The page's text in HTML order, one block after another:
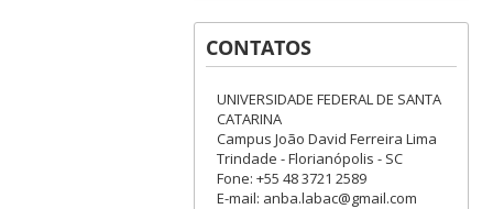
CONTATOS
UNIVERSIDADE FEDERAL DE SANTA
CATARINA
Campus João David Ferreira Lima
Trindade - Florianópolis - SC
Fone: +55 48 3721 2589
E-mail: anba.labac@gmail.com